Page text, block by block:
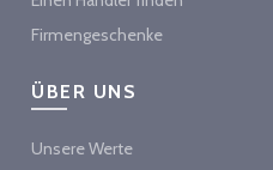
Firmengeschenke
ÜBER UNS
Unsere Werte